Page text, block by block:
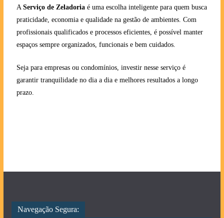
A Serviço de Zeladoriaé uma escolha inteligente para quem busca
praticidade, economia e qualidade na gestão de ambientes. Com
profissionais qualificados e processos eficientes, é possível manter
espaços sempre organizados, funcionais e bem cuidados.
Seja para empresas ou condomínios, investir nesse serviço é
garantir tranquilidade no dia a dia e melhores resultados a longo
prazo.
Navegação Segura: